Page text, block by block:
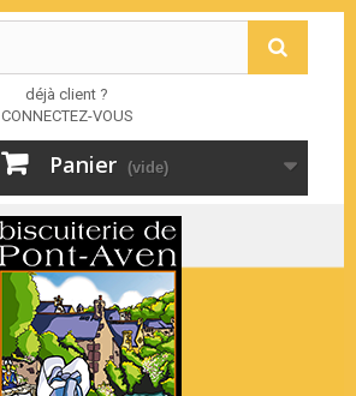
déjà client ?
CONNECTEZ-VOUS
Panier (vide)